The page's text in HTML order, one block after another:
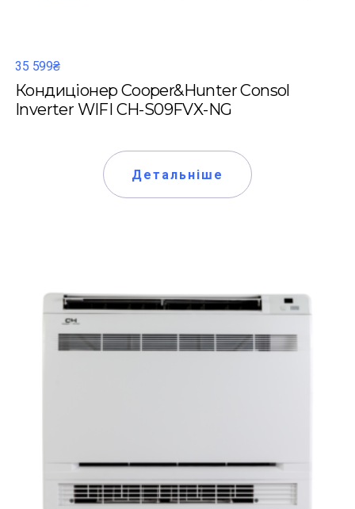
35 599₴
Кондиціонер Cooper&Hunter Consol
Inverter WIFI CH-S09FVX-NG
Детальніше